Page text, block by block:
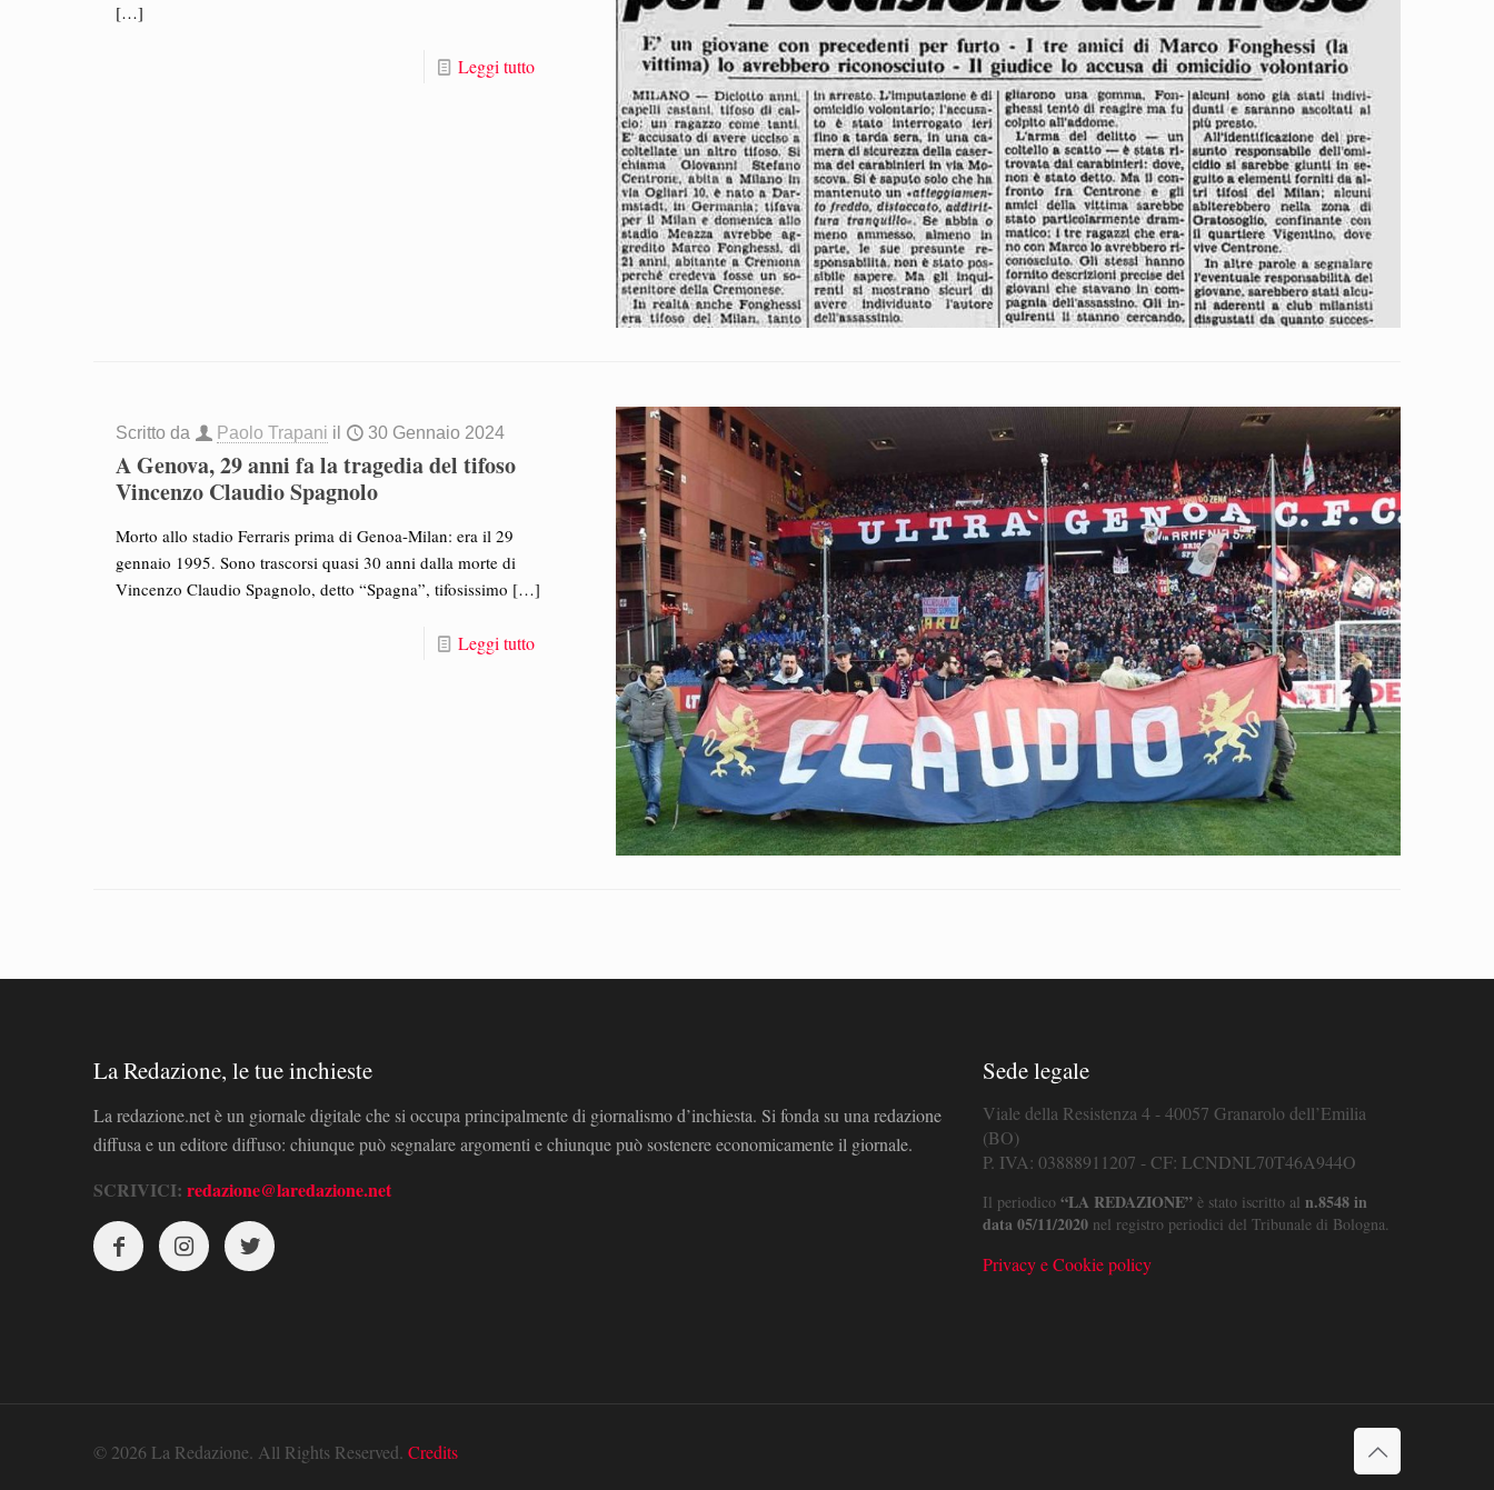
[…]
Leggi tutto
Scritto da Paolo Trapani il 30 Gennaio 2024
A Genova, 29 anni fa la tragedia del tifoso
Vincenzo Claudio Spagnolo
Morto allo stadio Ferraris prima di Genoa-Milan: era il 29
gennaio 1995. Sono trascorsi quasi 30 anni dalla morte di
Vincenzo Claudio Spagnolo, detto “Spagna”, tifosissimo […]
Leggi tutto
La Redazione, le tue inchieste
La redazione.net è un giornale digitale che si occupa principalmente di giornalismo d’inchiesta. Si fonda su una redazione
diffusa e un editore diffuso: chiunque può segnalare argomenti e chiunque può sostenere economicamente il giornale.
SCRIVICI: redazione@laredazione.net
Sede legale
Viale della Resistenza 4 - 40057 Granarolo dell’Emilia
(BO)
P. IVA: 03888911207 - CF: LCNDNL70T46A944O
Il periodico “LA REDAZIONE”è stato iscritto al n.8548 in
data 05/11/2020nel registro periodici del Tribunale di Bologna.
Privacy e Cookie policy
© 2026 La Redazione. All Rights Reserved. Credits